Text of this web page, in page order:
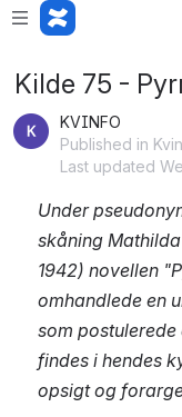
Kilde 75 -
KVINFO
Published in
Last updated
Under
skåning
1942) novellen
omhandlede en
som
findes i hendes
opsigt og